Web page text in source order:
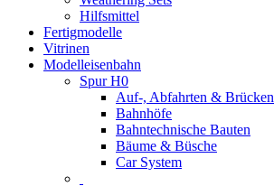
Hilfsmittel
Fertigmodelle
Vitrinen
Modelleisenbahn
Spur H0
Auf-, Abfahrten & Brücken
Bahnhöfe
Bahntechnische Bauten
Bäume & Büsche
Car System